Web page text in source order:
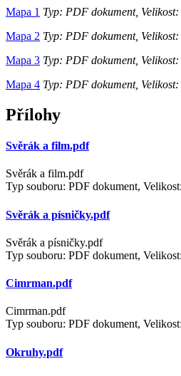
Mapa 1 Typ: PDF dokument,
Mapa 2 Typ: PDF dokument,
Mapa 3 Typ: PDF dokument,
Mapa 4 Typ: PDF dokument,
Přílohy
Svěrák a film.pdf
Svěrák a film.pdf
Typ souboru: PDF dokument,
Svěrák a písničky.pdf
Svěrák a písničky.pdf
Typ souboru: PDF dokument,
Cimrman.pdf
Cimrman.pdf
Typ souboru: PDF dokument,
Okruhy.pdf